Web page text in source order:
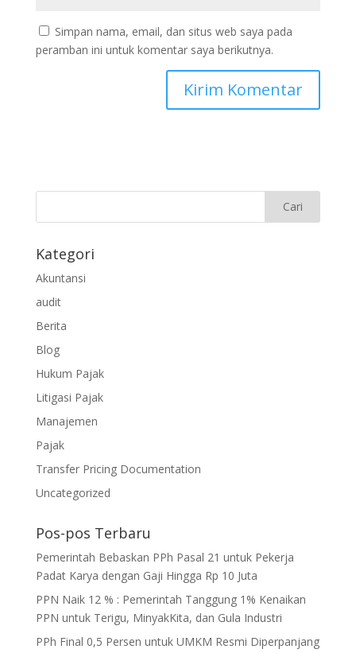
Simpan nama, email, dan situs web saya pada
peramban ini untuk komentar saya berikutnya.
Kategori
Akuntansi
audit
Berita
Blog
Hukum Pajak
Litigasi Pajak
Manajemen
Pajak
Transfer Pricing Documentation
Uncategorized
Pos-pos Terbaru
Pemerintah Bebaskan PPh Pasal 21 untuk Pekerja
Padat Karya dengan Gaji Hingga Rp 10 Juta
PPN Naik 12 % : Pemerintah Tanggung 1% Kenaikan
PPN untuk Terigu, MinyakKita, dan Gula Industri
PPh Final 0,5 Persen untuk UMKM Resmi Diperpanjang